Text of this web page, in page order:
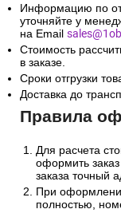
Информацию по
уточняйте у
на Email
Стоимость
в заказе.
Сроки отгрузки
Доставка до
Правила
Для расчета
оформить
заказа точный
При
полностью,